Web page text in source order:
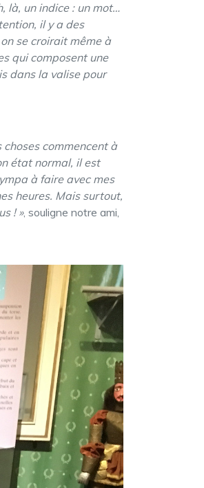
là, un indice : un mot…
il y a des
se croirait même à
qui composent une
dans la valise pour
commencent à
état normal, il est
à faire avec mes
heures. Mais surtout,
! », souligne notre ami,